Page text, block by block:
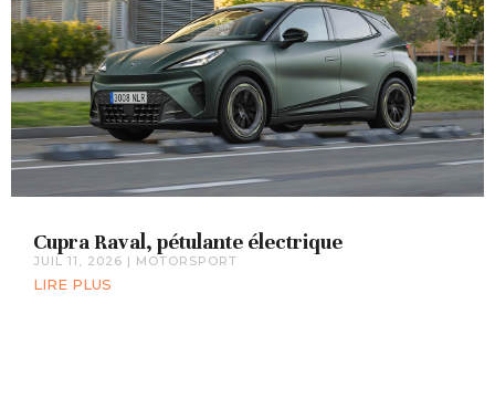
Cupra Raval, pétulante électrique
JUIL 11, 2026 | MOTORSPORT
LIRE PLUS